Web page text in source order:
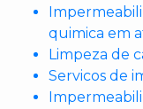
quimica em
Limpeza de
Servicos de